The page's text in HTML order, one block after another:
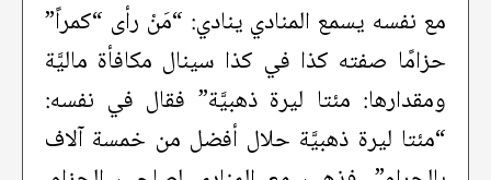
مع نفسه يسمع المنادي ينادي: “مَنْ رأى “كمراً”
حزامًا صفته كذا في كذا سينال مكافأة ماليَّة
ومقدارها: مئتا ليرة ذهبيَّة” فقال في نفسه:
“مئتا ليرة ذهبيَّة حلال أفضل من خمسة آلاف